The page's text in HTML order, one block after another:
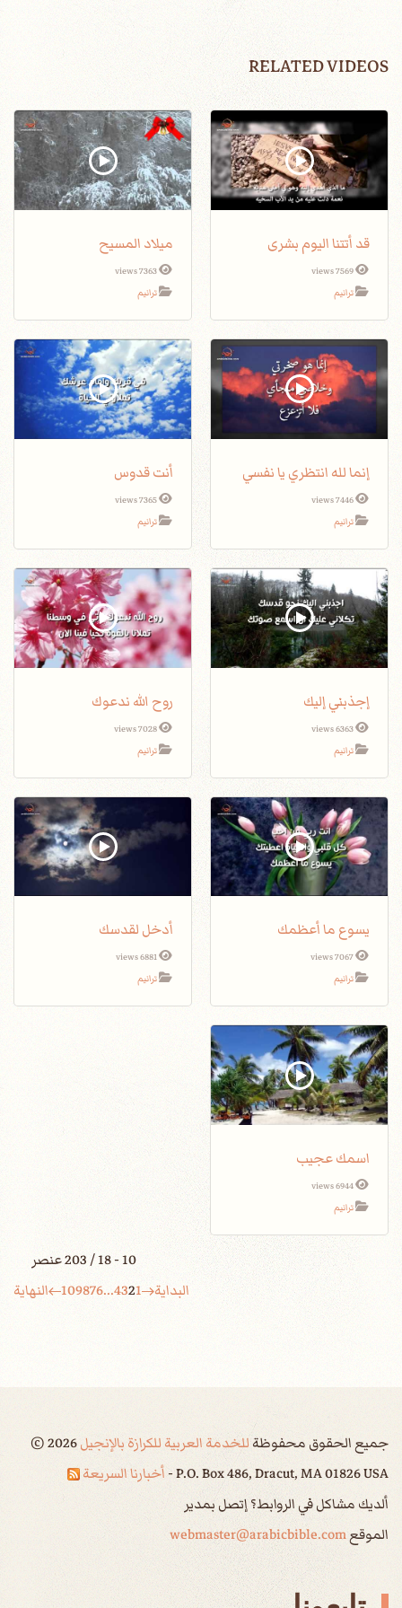
RELATED VIDEOS
قد أتتنا اليوم بشرى
7569 views
ترانيم
ميلاد المسيح
7363 views
ترانيم
إنما لله انتظري يا نفسي
7446 views
ترانيم
أنت قدوس
7365 views
ترانيم
إجذبني إليك
6363 views
ترانيم
روح الله ندعوك
7028 views
ترانيم
يسوع ما أعظمك
7067 views
ترانيم
أدخل لقدسك
6881 views
ترانيم
اسمك عجيب
6944 views
ترانيم
10 - 18 / 203 عنصر
البداية
1
2
3
4
...
6
7
8
9
10 النهاية
جميع الحقوق محفوظةللخدمة العربية للكرازة بالإنجيل ©2026
P.O. Box 486, Dracut, MA 01826 USA - أخبارنا السريعة
ألديك مشاكل في الروابط؟ إتصل بمدير
الموقعwebmaster@arabicbible.com